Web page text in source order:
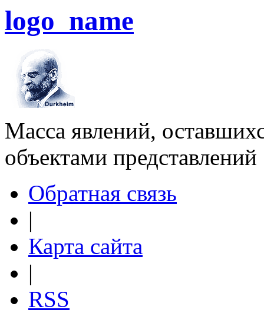
logo_name
Масса явлений,
объектами представлений
Обратная связь
|
Карта сайта
|
RSS